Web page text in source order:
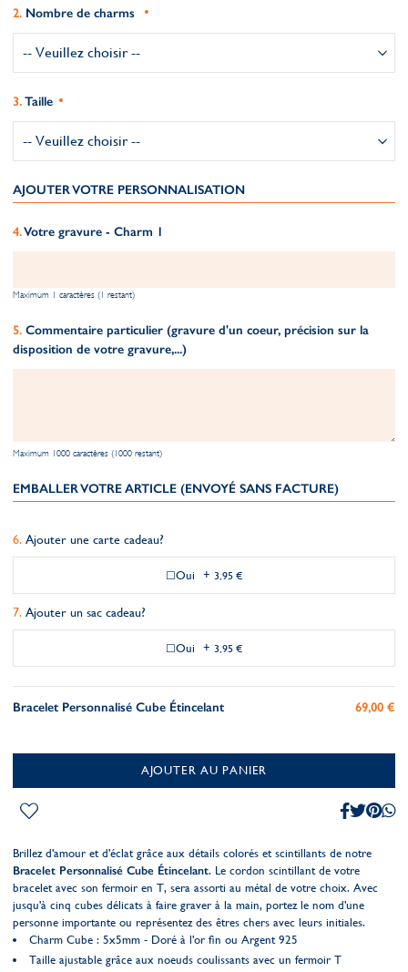
Nombre de charms
Taille
AJOUTER VOTRE PERSONNALISATION
Votre gravure - Charm 1
Maximum 1 caractères (1 restant)
Commentaire particulier (gravure d'un coeur, précision sur la
disposition de votre gravure,...)
Maximum 1000 caractères (1000 restant)
EMBALLER VOTRE ARTICLE (ENVOYÉ SANS FACTURE)
Ajouter une carte cadeau?
Oui + 3,95 €
Ajouter un sac cadeau?
Oui + 3,95 €
Bracelet Personnalisé Cube Étincelant 69,00 €
AJOUTER AU PANIER
Brillez d'amour et d'éclat grâce aux détails colorés et scintillants de notre
Bracelet Personnalisé Cube Étincelant. Le cordon scintillant de votre
bracelet avec son fermoir en T, sera assorti au métal de votre choix. Avec
jusqu'à cinq cubes délicats à faire graver à la main, portez le nom d'une
personne importante ou représentez des êtres chers avec leurs initiales.
Charm Cube : 5x5mm - Doré à l'or fin ou Argent 925
Taille ajustable grâce aux noeuds coulissants avec un fermoir T